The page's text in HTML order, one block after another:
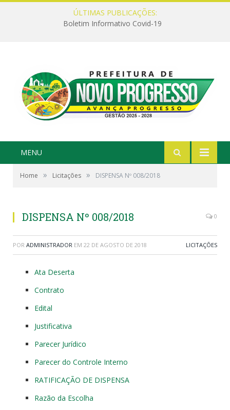
ÚLTIMAS PUBLICAÇÕES:
Boletim Informativo Covid-19
MENU
Home » Licitações » DISPENSA Nº 008/2018
DISPENSA Nº 008/2018 0
POR ADMINISTRADOR EM 22 DE AGOSTO DE 2018 LICITAÇÕES
Ata Deserta
Contrato
Edital
Justificativa
Parecer Jurídico
Parecer do Controle Interno
RATIFICAÇÃO DE DISPENSA
Razão da Escolha